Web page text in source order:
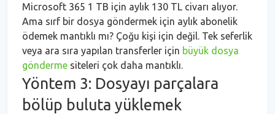
Microsoft 365 1 TB için aylık 130 TL civarı alıyor.
Ama sırf bir dosya göndermek için aylık abonelik
ödemek mantıklı mı? Çoğu kişi için değil. Tek seferlik
veya ara sıra yapılan transferler için büyük dosya
gönderme siteleri çok daha mantıklı.
Yöntem 3: Dosyayı parçalara
bölüp buluta yüklemek